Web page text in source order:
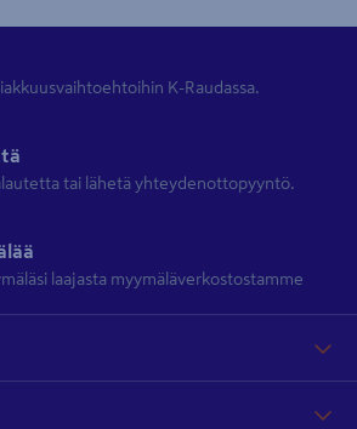
K-Raudassa.
tai lähetä yhteydenottopyyntö.
laajasta myymäläverkostostamme